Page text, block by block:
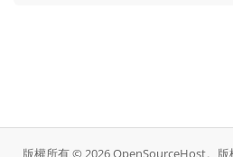
版權所有 © 2026 OpenSourceHost。版